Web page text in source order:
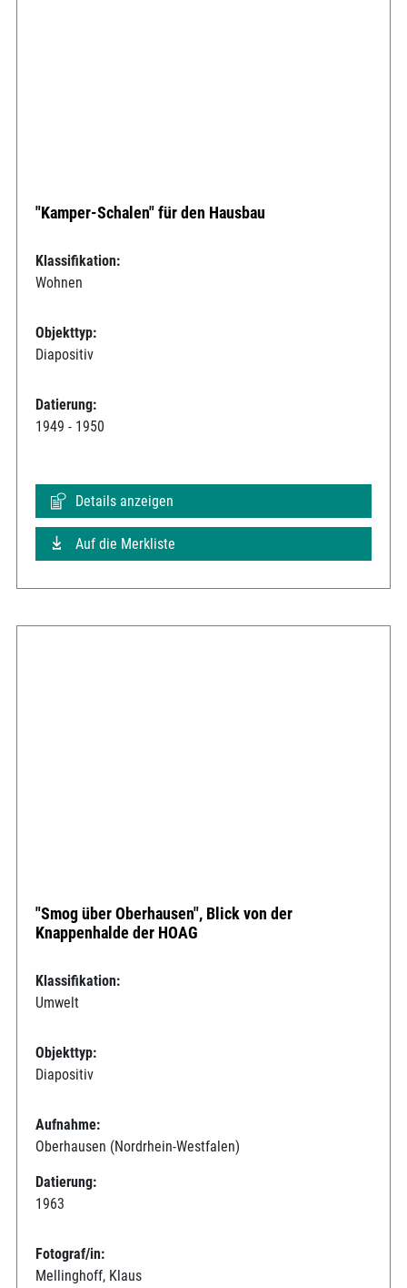
"Kamper-Schalen" für den Hausbau
Klassifikation:
Wohnen
Objekttyp:
Diapositiv
Datierung:
1949 - 1950
Details anzeigen
Auf die Merkliste
"Smog über Oberhausen", Blick von der
Knappenhalde der HOAG
Klassifikation:
Umwelt
Objekttyp:
Diapositiv
Aufnahme:
Oberhausen (Nordrhein-Westfalen)
Datierung:
1963
Fotograf/in:
Mellinghoff, Klaus